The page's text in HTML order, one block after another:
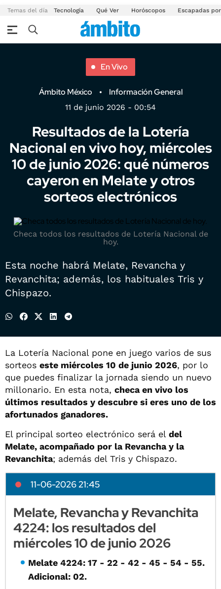
Temas del día Tecnología Qué Ver Horóscopos Escapadas
En Vivo
Ámbito México Información General
11 de junio 2026 - 00:54
Resultados de la Lotería
Nacional en vivo hoy, miércoles
10 de junio 2026: qué números
cayeron en Melate y otros
sorteos electrónicos
Checa todos los resultados de Lotería Nacional de
hoy.
Esta noche habrá Melate, Revancha y
Revanchita; además, los habituales Tris y
Chispazo.
La Lotería Nacional pone en juego varios de sus
sorteos este miércoles 10 de junio 2026, por lo
que puedes finalizar la jornada siendo un nuevo
millonario. En esta nota, checa en vivo los
últimos resultados y descubre si eres uno de los
afortunados ganadores.
El principal sorteo electrónico será el del
Melate, acompañado por la Revancha y la
Revanchita; además del Tris y Chispazo.
11-06-2026 21:45
Melate, Revancha y Revanchita
4224: los resultados del
miércoles 10 de junio 2026
Melate 4224: 17 - 22 - 42 - 45 - 54 - 55.
Adicional: 02.